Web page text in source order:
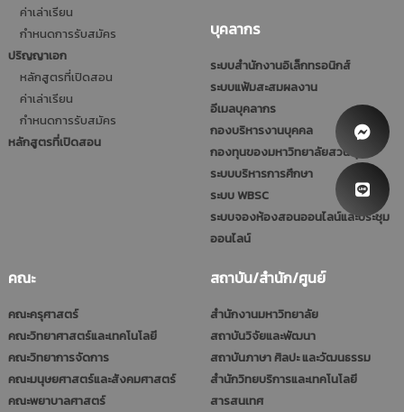
ค่าเล่าเรียน
กำหนดการรับสมัคร
ปริญญาเอก
หลักสูตรที่เปิดสอน
ค่าเล่าเรียน
กำหนดการรับสมัคร
หลักสูตรที่เปิดสอน
บุคลากร
ระบบสำนักงานอิเล็กทรอนิกส์
ระบบแฟ้มสะสมผลงาน
อีเมลบุคลากร
กองบริหารงานบุคคล
กองทุนของมหาวิทยาลัยสวนดุสิต
ระบบบริหารการศึกษา
ระบบ WBSC
ระบบจองห้องสอนออนไลน์และประชุม
ออนไลน์
คณะ
คณะครุศาสตร์
คณะวิทยาศาสตร์และเทคโนโลยี
คณะวิทยาการจัดการ
คณะมนุษยศาสตร์และสังคมศาสตร์
คณะพยาบาลศาสตร์
สถาบัน/สำนัก/ศูนย์
สำนักงานมหาวิทยาลัย
สถาบันวิจัยและพัฒนา
สถาบันภาษา ศิลปะ และวัฒนธรรม
สำนักวิทยบริการและเทคโนโลยี
สารสนเทศ